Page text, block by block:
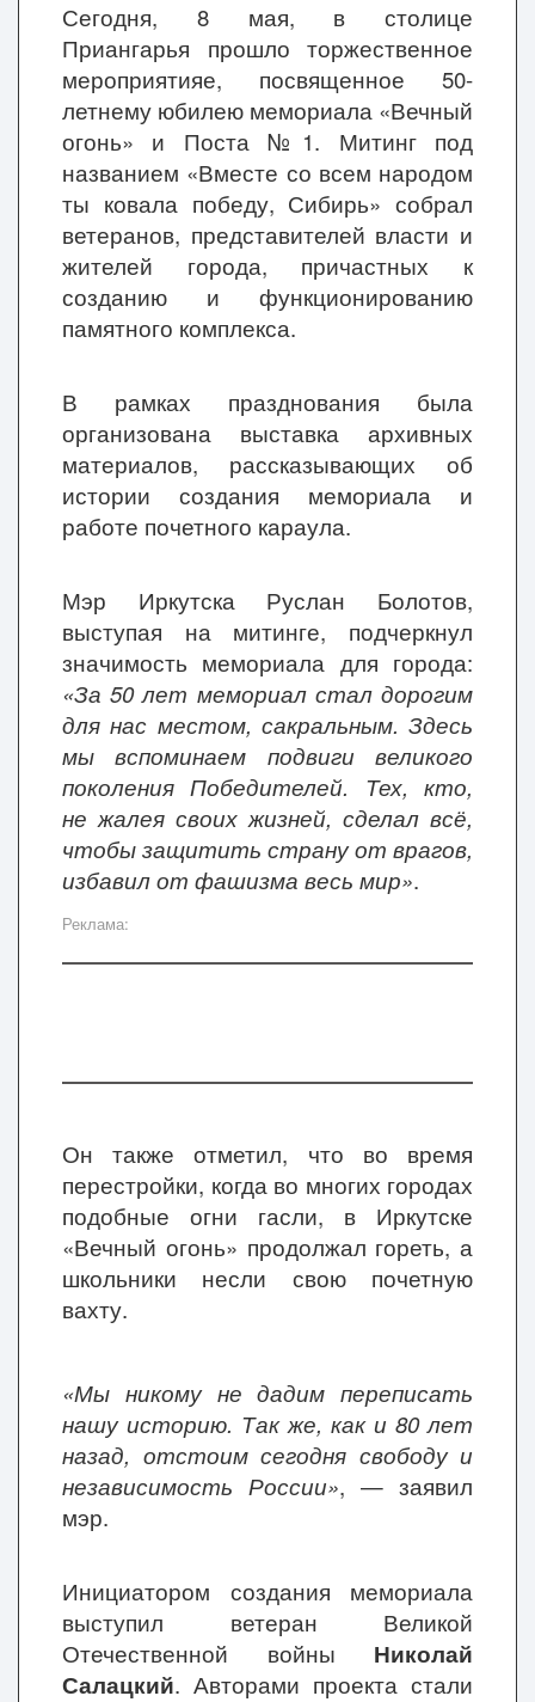
Сегодня, 8 мая, в столице
Приангарья прошло торжественное
мероприятияе, посвященное 50-
летнему юбилею мемориала «Вечный
огонь» и Поста №1. Митинг под
названием «Вместе со всем народом
ты ковала победу, Сибирь» собрал
ветеранов, представителей власти и
жителей города, причастных к
созданию и функционированию
памятного комплекса.
В рамках празднования была
организована выставка архивных
материалов, рассказывающих об
истории создания мемориала и
работе почетного караула.
Мэр Иркутска Руслан Болотов,
выступая на митинге, подчеркнул
значимость мемориала для города:
«За 50 лет мемориал стал дорогим
для нас местом, сакральным. Здесь
мы вспоминаем подвиги великого
поколения Победителей. Тех, кто,
не жалея своих жизней, сделал всё,
чтобы защитить страну от врагов,
избавил от фашизма весь мир».
Реклама:
Он также отметил, что во время
перестройки, когда во многих городах
подобные огни гасли, в Иркутске
«Вечный огонь» продолжал гореть, а
школьники несли свою почетную
вахту.
«Мы никому не дадим переписать
нашу историю. Так же, как и 80 лет
назад, отстоим сегодня свободу и
независимость России», — заявил
мэр.
Инициатором создания мемориала
выступил ветеран Великой
Отечественной войны Николай
Салацкий. Авторами проекта стали